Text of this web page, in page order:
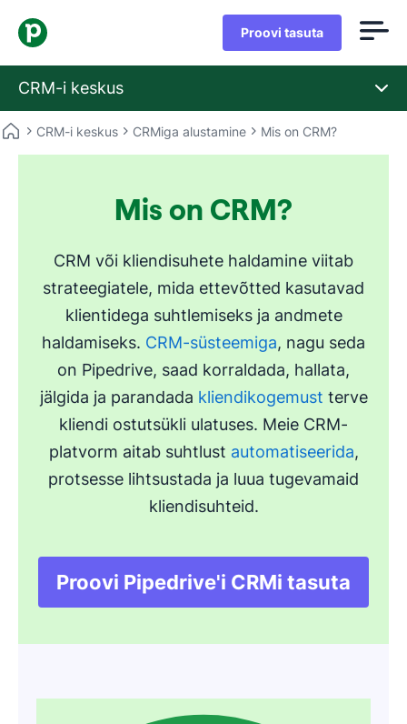
Proovi tasuta
CRM-i keskus
CRM-i keskus CRMiga alustamine Mis on CRM?
Mis on CRM?
CRM või kliendisuhete haldamine viitab
strateegiatele, mida ettevõtted kasutavad
klientidega suhtlemiseks ja andmete
haldamiseks. CRM-süsteemiga, nagu seda
on Pipedrive, saad korraldada, hallata,
jälgida ja parandada kliendikogemust terve
kliendi ostutsükli ulatuses. Meie CRM-
platvorm aitab suhtlust automatiseerida,
protsesse lihtsustada ja luua tugevamaid
kliendisuhteid.
Proovi Pipedrive'i CRMi tasuta
Avaneb uues aknas